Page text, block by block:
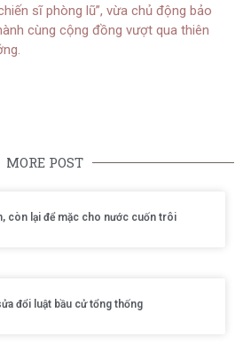
sĩ phòng lũ”, vừa chủ động bảo
cùng cộng đồng vượt qua thiên
MORE POST
còn lại để mặc cho nước cuốn trôi
đổi luật bầu cử tổng thống